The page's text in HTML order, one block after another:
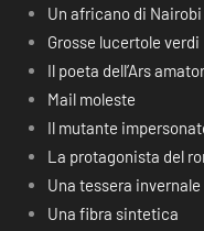
Un africano di Nairobi
Grosse lucertole verdi
Il poeta dell’Ars
Mail moleste
Il mutante
La protagonista del
Una tessera invernale
Una fibra sintetica